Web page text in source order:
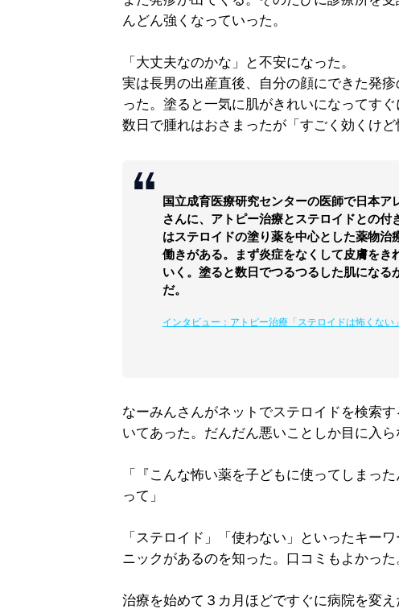
んどん強くなっていった。
「大丈夫なのかな」と不安になった。
実は長男の出産直後、自分の顔にできた発
った。塗ると一気に肌がきれいになってすぐ
数日で腫れはおさまったが「すごく効くけ
国立成育医療研究センターの医師で日本ア
さんに、アトピー治療とステロイドとの
はステロイドの塗り薬を中心とした薬物治
働きがある。まず炎症をなくして皮膚をき
いく。塗ると数日でつるつるした肌にな
だ。
インタビュー：アトピー治療「ステロイドは怖くない」
なーみんさんがネットでステロイドを検索
いてあった。だんだん悪いことしか目に入ら
「『こんな怖い薬を子どもに使ってしまっ
って」
「ステロイド」「使わない」といったキー
ニックがあるのを知った。口コミもよかった
治療を始めて３カ月ほどですぐに病院を変え